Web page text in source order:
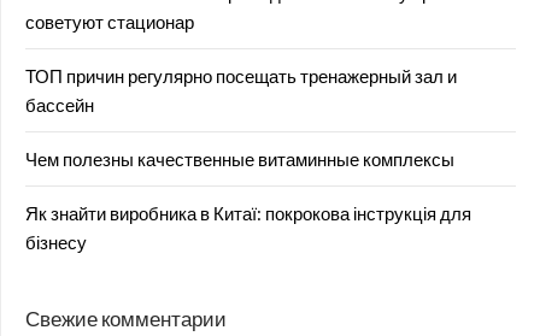
советуют стационар
ТОП причин регулярно посещать тренажерный зал и
бассейн
Чем полезны качественные витаминные комплексы
Як знайти виробника в Китаї: покрокова інструкція для
бізнесу
Свежие комментарии